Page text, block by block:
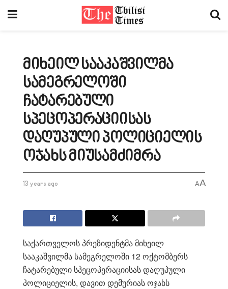
მიხეილ სააკაშვილმა
სამეგრელოში
ჩატარებული
სპეცოპერაციისას
დაღუპული პოლიციელის
ოჯახს მიუსამძიმრა
13 years ago AA
საქართველოს პრეზიდენტმა მიხეილ
სააკაშვილმა სამეგრელოში 12 ოქტომბერს
ჩატარებული სპეცოპერაციისას დაღუპული
პოლიციელის, დავით დემურიას ოჯახს